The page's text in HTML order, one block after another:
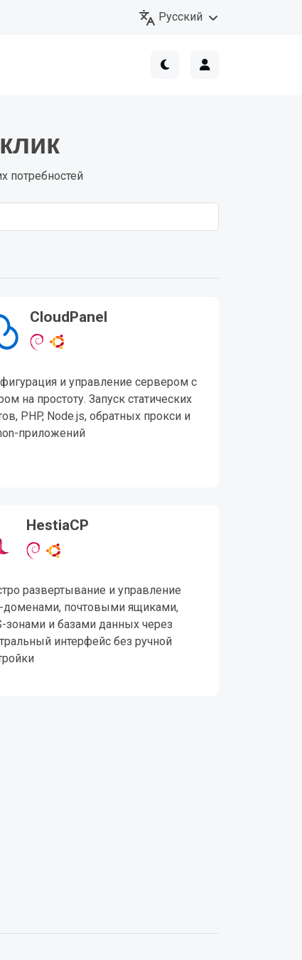
Русский
потребностей
CloudPanel
и управление сервером с
на простоту. Запуск статических
PHP, Node.js, обратных прокси и
приложений
HestiaCP
развертывание и управление
доменами, почтовыми ящиками,
зонами и базами данных через
интерфейс без ручной